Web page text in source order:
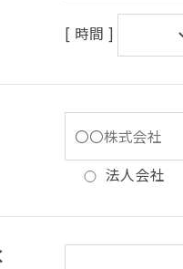
[ 時間 ]
法人会社